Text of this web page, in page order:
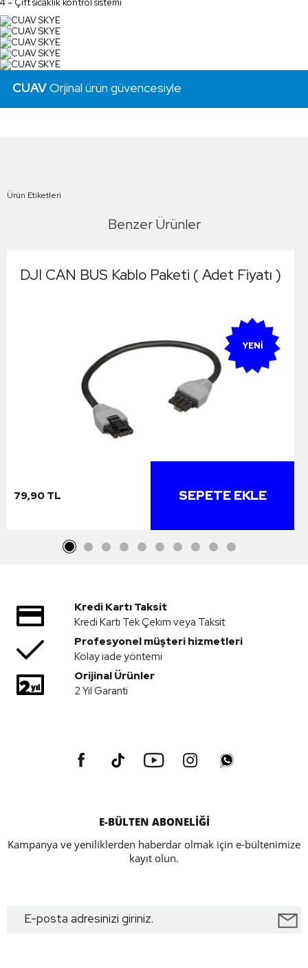
CUAVOrjinal ürün güvencesiyle
Ürün Etiketleri
Benzer Ürünler
DJI CAN BUS Kablo Paketi ( Adet Fiyatı )
YENI
79,90 TL SEPETE EKLE
Kredi Kartı Taksit
Kredi Kartı Tek Çekim veya Taksit
Profesyonel müşteri hizmetleri
Kolay iade yöntemi
Orijinal Ürünler
2 Yıl Garanti
E-BÜLTEN ABONELİĞİ
Kampanya ve yeniliklerden haberdar olmak için e-bültenimize
kayıt olun.